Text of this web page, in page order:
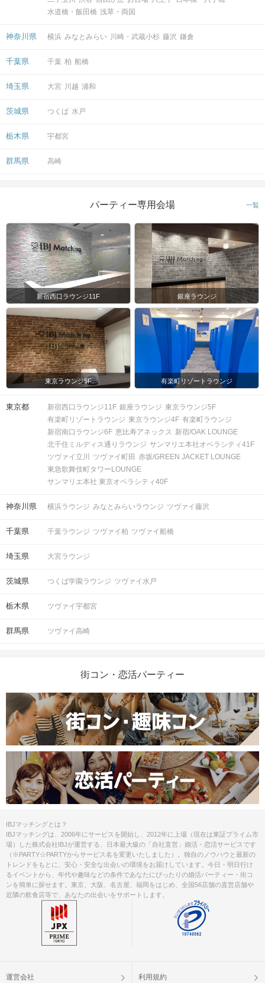
水道橋・飯田橋 浅草・両国
神奈川県 横浜 みなとみらい 川崎・武蔵小杉 藤沢 鎌倉
千葉県 千葉 柏 船橋
埼玉県 大宮 川越 浦和
茨城県 つくば 水戸
栃木県 宇都宮
群馬県 高崎
パーティー専用会場 一覧
新宿西口ラウンジ11F 銀座ラウンジ
東京ラウンジ5F 有楽町リゾートラウンジ
東京都 新宿西口ラウンジ11F 銀座ラウンジ 東京ラウンジ5F
有楽町リゾートラウンジ 東京ラウンジ4F 有楽町ラウンジ
新宿南口ラウンジ6F 恵比寿アネックス 新宿/OAK LOUNGE
北千住ミルディス通りラウンジ サンマリエ本社オペラシティ41F
ツヴァイ立川
ツヴァイ町田 赤坂/GREEN JACKET LOUNGE
東急歌舞伎町タワーLOUNGE
サンマリエ本社 東京オペラシティ40F
神奈川県 横浜ラウンジ みなとみらいラウンジ ツヴァイ藤沢
千葉県 千葉ラウンジ ツヴァイ柏 ツヴァイ船橋
埼玉県 大宮ラウンジ
茨城県 つくば学園ラウンジ ツヴァイ水戸
栃木県 ツヴァイ宇都宮
群馬県 ツヴァイ高崎
街コン・恋活パーティー
IBJマッチングとは？
IBJマッチングは、2006年にサービスを開始し、2012年に上場（現在は東証プライム市
場）した株式会社IBJが運営する、日本最大級の「自社直営」婚活・恋活サービスです
（※PARTY☆PARTYからサービス名を変更いたしました）。独自のノウハウと最新の
トレンドをもとに、安心・安全な出会いの環境をお届けしています。今日・明日行け
るイベントから、年代や趣味などの条件であなたにぴったりの婚活パーティー・街コ
ンを簡単に探せます。東京、大阪、名古屋、福岡をはじめ、全国56店舗の直営店舗や
近隣の飲食店等で、あなたの出会いをサポートします。
運営会社 利用規約